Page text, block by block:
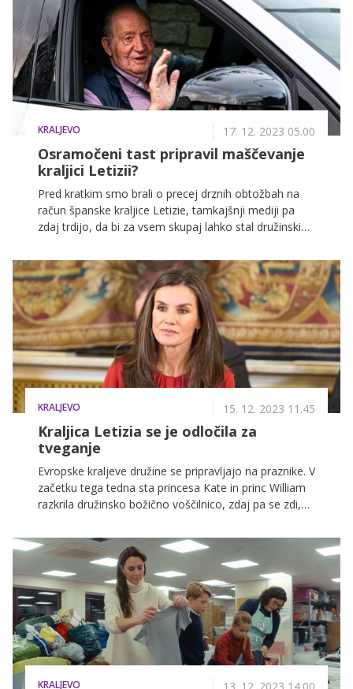
KRALJEVO 17. 12. 2023 05.00
Osramočeni tast pripravil maščevanje
kraljici Letizii?
Pred kratkim smo brali o precej drznih obtožbah na
račun španske kraljice Letizie, tamkajšnji mediji pa
zdaj trdijo, da bi za vsem skupaj lahko stal družinski
KRALJEVO 15. 12. 2023 11.45
Kraljica Letizia se je odločila za
tveganje
Evropske kraljeve družine se pripravljajo na praznike. V
začetku tega tedna sta princesa Kate in princ William
razkrila družinsko božično voščilnico, zdaj pa se zdi,
tradicionalen pristop, medtem ko ponovno navdušuje
s svojimi drznimi modnimi odločitvami.
KRALJEVO